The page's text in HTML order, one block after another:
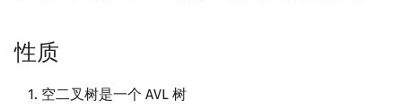
索
OI Wiki 不是什么
格式手册
学习路线
学习资源
命令行
命令行编译与调试
C++ 进阶
C++ 与其他常用语言的区别
模拟
递归 & 分治
双向搜索
启发式搜索
背包 DP
区间 DP
字符串匹配
字符串哈希
位操作
二进制集合操作
左偏树
树分块
Sqrt Tree
猫树
区间最值操作 & 区间历史最
删除结点
平衡的维护
可持久化平衡树
可持久化字典树
树状数组套权值线段树
分块套树状数组
Top Tree
DFS（图论）
BFS（图论）
距离
Pick 定理
离线算法
分数规划
线段树与离线询问
性质
空二叉树是一个 AVL 树